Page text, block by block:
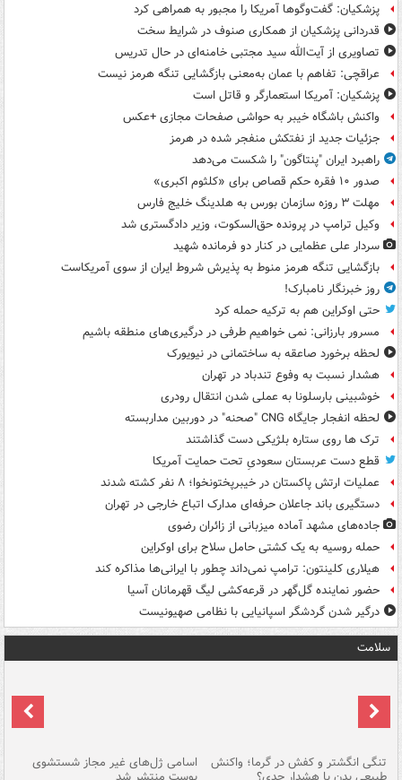
پزشکیان: گفت‌وگوها آمریکا را مجبور به همراهی کرد
قدردانی پزشکیان از همکاری صنوف در شرایط سخت
تصاویری از آیت‌الله سید مجتبی خامنه‌ای در حال تدریس
عراقچی: تفاهم با عمان به‌معنی بازگشایی تنگه هرمز نیست
پزشکیان: آمریکا استعمارگر و قاتل است
واکنش باشگاه خیبر به حواشی صفحات مجازی +عکس
جزئیات جدید از نفتکش منفجر شده در هرمز
راهبرد ایران "پنتاگون" را شکست می‌دهد
صدور ۱۰ فقره حکم قصاص برای «کلثوم اکبری»
مهلت ۳ روزه سازمان بورس به هلدینگ خلیج فارس
وکیل ترامپ در پرونده حق‌السکوت، وزیر دادگستری شد
سردار علی عظمایی در کنار دو فرمانده شهید
بازگشایی تنگه هرمز منوط به پذیرش شروط ایران از سوی آمریکاست
روز خبرنگار نامبارک!
حتی اوکراین هم به ترکیه حمله کرد
مسرور بارزانی: نمی خواهیم طرفی در درگیری‌های منطقه باشیم
لحظه برخورد صاعقه به ساختمانی در نیویورک
هشدار نسبت به وفوع تندباد در تهران
خوشبینی بارسلونا به عملی شدن انتقال رودری
لحظه انفجار جایگاه CNG "صحنه" در دوربین مداربسته
ترک ها روی ستاره بلژیکی دست گذاشتند
قطع دست عربستان سعودیِ تحت حمایت آمریکا
عملیات ارتش پاکستان در خیبرپختونخوا؛ ۸ نفر کشته شدند
دستگیری باند جاعلان حرفه‌ای مدارک اتباع خارجی در تهران
جاده‌های مشهد آماده میزبانی از زائران رضوی
حمله روسیه به یک کشتی حامل سلاح برای اوکراین
هیلاری کلینتون: ترامپ نمی‌داند چطور با ایرانی‌ها مذاکره کند
حضور نماینده گل‌گهر در قرعه‌کشی لیگ قهرمانان آسیا
درگیر شدن گردشگر اسپانیایی با نظامی صهیونیست
سلامت
تنگی انگشتر و کفش در گرما؛ واکنش اسامی ژل‌های غیر مجاز شستشوی